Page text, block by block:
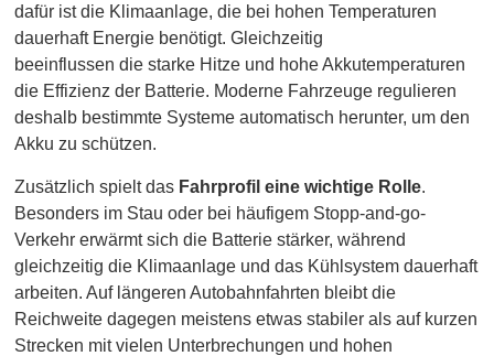
dafür ist die Klimaanlage, die bei hohen Temperaturen
dauerhaft Energie benötigt. Gleichzeitig
beeinflussen die starke Hitze und hohe Akkutemperaturen
die Effizienz der Batterie. Moderne Fahrzeuge regulieren
deshalb bestimmte Systeme automatisch herunter, um den
Akku zu schützen.
Zusätzlich spielt das Fahrprofil eine wichtige Rolle.
Besonders im Stau oder bei häufigem Stopp-and-go-
Verkehr erwärmt sich die Batterie stärker, während
gleichzeitig die Klimaanlage und das Kühlsystem dauerhaft
arbeiten. Auf längeren Autobahnfahrten bleibt die
Reichweite dagegen meistens etwas stabiler als auf kurzen
Strecken mit vielen Unterbrechungen und hohen